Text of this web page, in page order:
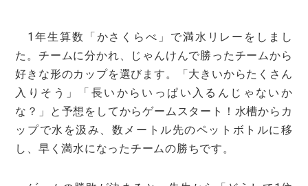
1年生算数「かさくらべ」で満水リレーをしまし
た。チームに分かれ、じゃんけんで勝ったチームから
好きな形のカップを選びます。「大きいからたくさん
入りそう」「長いからいっぱい入るんじゃないか
な？」と予想をしてからゲームスタート！水槽からカ
ップで水を汲み、数メートル先のペットボトルに移
し、早く満水になったチームの勝ちです。